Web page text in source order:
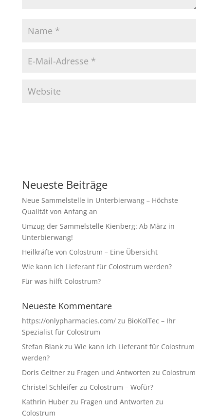
Neueste Beiträge
Neue Sammelstelle in Unterbierwang – Höchste
Qualität von Anfang an
Umzug der Sammelstelle Kienberg: Ab März in
Unterbierwang!
Heilkräfte von Colostrum – Eine Übersicht
Wie kann ich Lieferant für Colostrum werden?
Für was hilft Colostrum?
Neueste Kommentare
https://onlypharmacies.com/zu BioKolTec – Ihr
Spezialist für Colostrum
Stefan Blankzu Wie kann ich Lieferant für Colostrum
werden?
Doris Geitnerzu Fragen und Antworten zu Colostrum
Christel Schleiferzu Colostrum – Wofür?
Kathrin Huberzu Fragen und Antworten zu
Colostrum